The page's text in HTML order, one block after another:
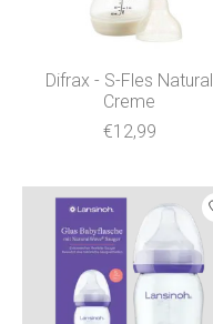
Difrax - S-Fles Natural
Creme
€12,99